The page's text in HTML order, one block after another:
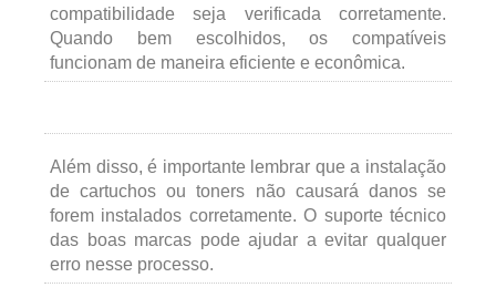
compatibilidade seja verificada corretamente.
Quando bem escolhidos, os compatíveis
funcionam de maneira eficiente e econômica.
Além disso, é importante lembrar que a instalação
de cartuchos ou toners não causará danos se
forem instalados corretamente. O suporte técnico
das boas marcas pode ajudar a evitar qualquer
erro nesse processo.